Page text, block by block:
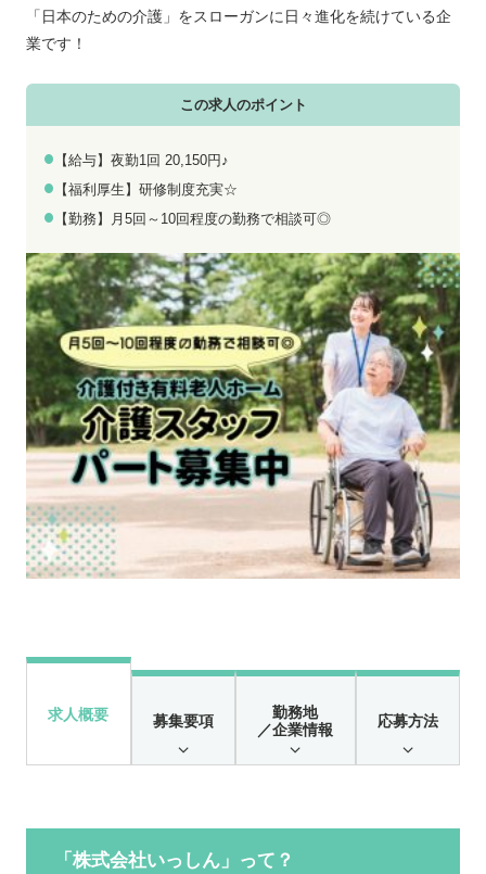
お電話でのお問い合わせ
0800-555-1109
メールでのお問い合わせ
無料お仕事相談
「日本のための介護」をスローガンに日々進化を続けている企
業です！
この求人のポイント
【給与】夜勤1回 20,150円♪
【福利厚生】研修制度充実☆
【勤務】月5回～10回程度の勤務で相談可◎
求人概要 募集要項
勤務地
／企業情報
応募方法
「株式会社いっしん」って？